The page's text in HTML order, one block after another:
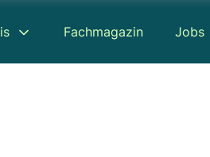
Fachmagazin Jobs